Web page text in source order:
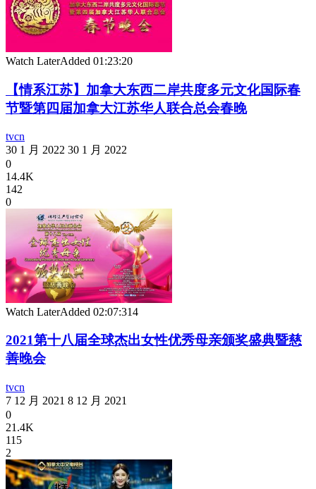
Watch LaterAdded 01:23:20
【情系江苏】加拿大东西二岸共度多元文化国际春
节暨第四届加拿大江苏华人联合总会春晚
tvcn
30 1 月 2022 30 1 月 2022
0
14.4K
142
0
Watch LaterAdded 02:07:314
2021第十八届全球杰出女性优秀母亲颁奖盛典暨慈
善晚会
tvcn
7 12 月 2021 8 12 月 2021
0
21.4K
115
2